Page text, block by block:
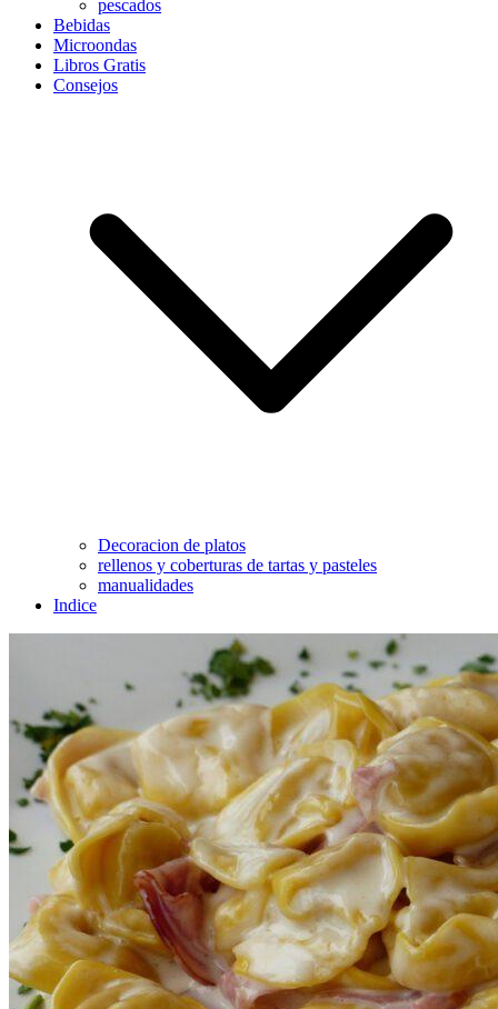
pescados
Bebidas
Microondas
Libros Gratis
Consejos
Decoracion de platos
rellenos y coberturas de tartas y pasteles
manualidades
Indice